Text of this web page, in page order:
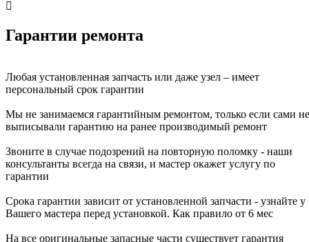
Гарантии ремонта
Любая установленная запчасть или даже узел – имеет
персональный срок гарантии
Мы не занимаемся гарантийным ремонтом, только если сами не
выписывали гарантию на ранее производимый ремонт
Звоните в случае подозрений на повторную поломку - наши
консультанты всегда на связи, и мастер окажет услугу по
гарантии
Срока гарантии зависит от установленной запчасти - узнайте у
Вашего мастера перед установкой. Как правило от 6 мес
На все оригинальные запасные части существует гарантия